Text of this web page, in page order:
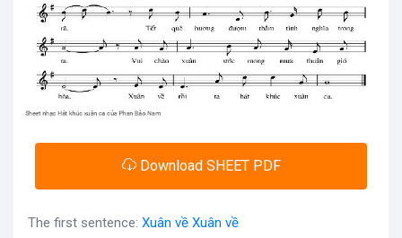
Download SHEET PDF
The first sentence: Xuân về Xuân về